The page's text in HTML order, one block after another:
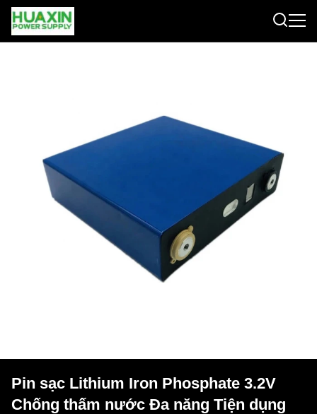
Pin sạc Lithium Iron Phosphate 3.2V
Chống thấm nước Đa năng Tiện dụng